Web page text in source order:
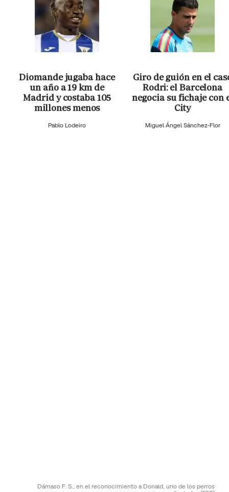
Diomande jugaba hace
un año a 19 km de
Madrid y costaba 105
millones menos
Pablo Lodeiro
Giro de guión en el
Rodri: el Barcelona
negocia su fichaje con
City
Miguel Ángel Sánchez-Flor
Dámaso F. S., en el reconocimiento a Donald, uno de los perros